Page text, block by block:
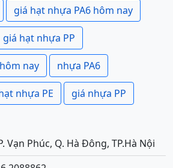
giá hạt nhựa PA6 hôm nay
giá hạt nhựa PP
nay nhựa PA6
nhựa PE giá nhựa PP
Vạn Phúc, Q. Hà Đông, TP.Hà Nội